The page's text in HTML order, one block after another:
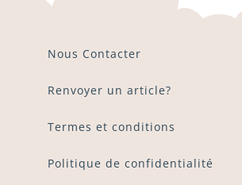
Nous Contacter
Renvoyer un article?
Termes et conditions
Politique de confidentialité